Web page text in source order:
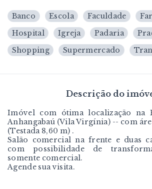
Banco Escola Faculdade
Hospital
Igreja Padaria
Shopping
Supermercado
Descrição do
Imóvel com ótima localização na
Anhangabaú (Vila Virgínia) -- com
(Testada 8,60 m) .
Salão comercial na frente e duas
com possibilidade de
somente comercial.
Agende sua visita.